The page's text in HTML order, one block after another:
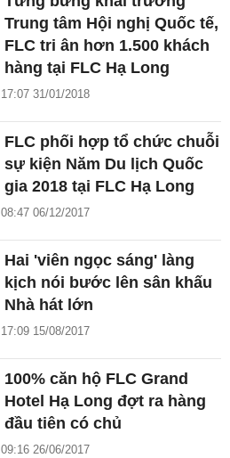
Trung tâm Hội nghị Quốc tế,
FLC tri ân hơn 1.500 khách
hàng tại FLC Hạ Long
17:07 31/01/2018
FLC phối hợp tổ chức chuỗi
sự kiện Năm Du lịch Quốc
gia 2018 tại FLC Hạ Long
08:47 06/12/2017
Hai 'viên ngọc sáng' làng
kịch nói bước lên sân khấu
Nhà hát lớn
17:09 15/08/2017
100% căn hộ FLC Grand
Hotel Hạ Long đợt ra hàng
đầu tiên có chủ
09:16 26/06/2017